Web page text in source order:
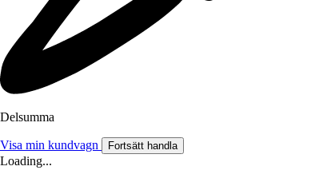
Delsumma
Visa min kundvagn Fortsätt handla
Loading...